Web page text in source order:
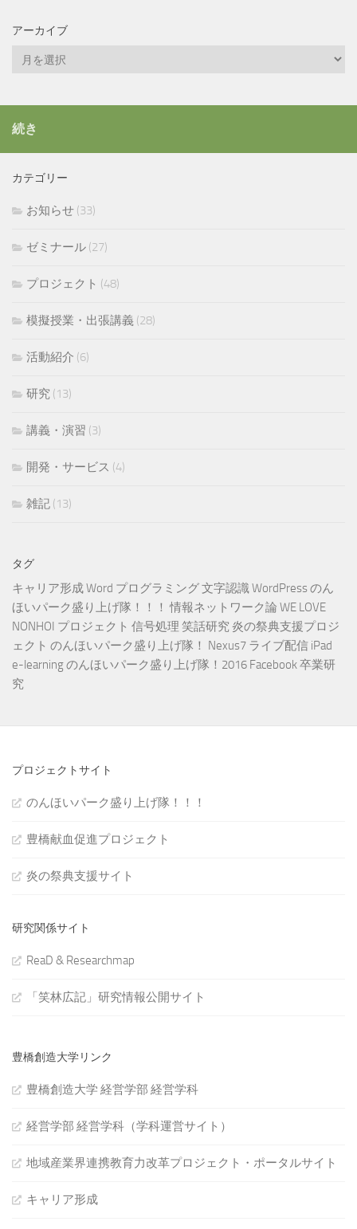
アーカイブ
ブ
続き
カテゴリー
お知らせ (33)
ゼミナール (27)
プロジェクト (48)
模擬授業・出張講義 (28)
活動紹介 (6)
研究 (13)
講義・演習 (3)
開発・サービス (4)
雑記 (13)
タグ
キャリア形成Word プログラミング文字認識WordPressのん
ほいパーク盛り上げ隊！！！ 情報ネットワーク論 WE LOVE
NONHOI プロジェクト 信号処理 笑話研究炎の祭典支援プロジ
ェクト のんほいパーク盛り上げ隊！ Nexus7 ライブ配信 iPad
e-learningのんほいパーク盛り上げ隊！2016 Facebook卒業研
究
プロジェクトサイト
のんほいパーク盛り上げ隊！！！
豊橋献血促進プロジェクト
炎の祭典支援サイト
研究関係サイト
ReaD & Researchmap
「笑林広記」研究情報公開サイト
豊橋創造大学リンク
豊橋創造大学 経営学部 経営学科
経営学部 経営学科（学科運営サイト）
地域産業界連携教育力改革プロジェクト・ポータルサイト
キャリア形成